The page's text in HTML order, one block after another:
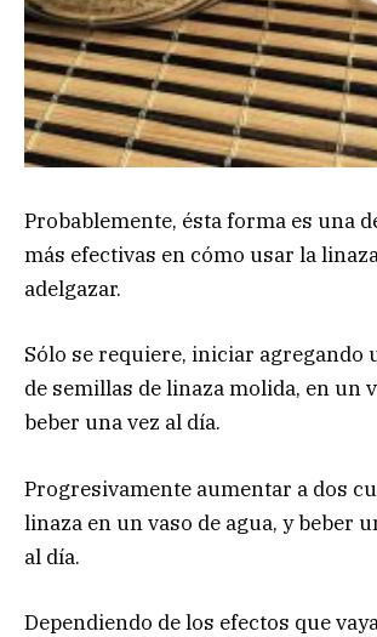
Probablemente, ésta forma es una
más efectivas en cómo usar la
adelgazar.
Sólo se requiere, iniciar agregando
de semillas de linaza molida, en un
beber una vez al día.
Progresivamente aumentar a dos
linaza en un vaso de agua, y beber
al día.
Dependiendo de los efectos que